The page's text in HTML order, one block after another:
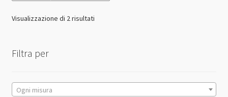
Visualizzazione di 2 risultatiPrezzo:
Filtra per
Ogni misura